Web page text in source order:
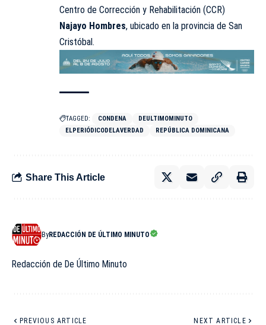
Centro de Corrección y Rehabilitación (CCR)
Najayo Hombres, ubicado en la provincia de San
Cristóbal.
TAGGED: CONDENA
DEULTIMOMINUTO
ELPERIÓDICODELAVERDAD
REPÚBLICA DOMINICANA
Share This Article
ByREDACCIÓN DE ÚLTIMO MINUTO
Redacción de De Último Minuto
PREVIOUS ARTICLE NEXT ARTICLE